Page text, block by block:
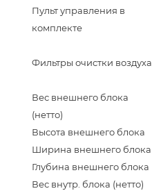
Пульт управления в
комплекте
Фильтры очистки воздуха
Вес внешнего блока
(нетто)
Высота внешнего блока
Ширина внешнего блока
Глубина внешнего блока
Вес внутр. блока (нетто)